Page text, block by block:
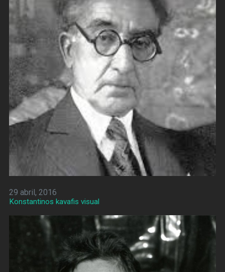
29 abril, 2016
Konstantinos kavafis visual